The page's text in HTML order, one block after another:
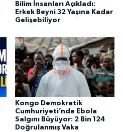
Bilim İnsanları Açıkladı:
Erkek Beyni 32 Yaşına Kadar
Gelişebiliyor
Kongo Demokratik
Cumhuriyeti’nde Ebola
Salgını Büyüyor: 2 Bin 124
Doğrulanmış Vaka